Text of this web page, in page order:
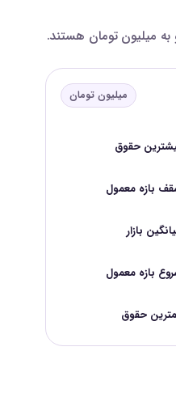
میلیون تومان
حقوق
بازه معمول
بازار
بازه معمول
حقوق